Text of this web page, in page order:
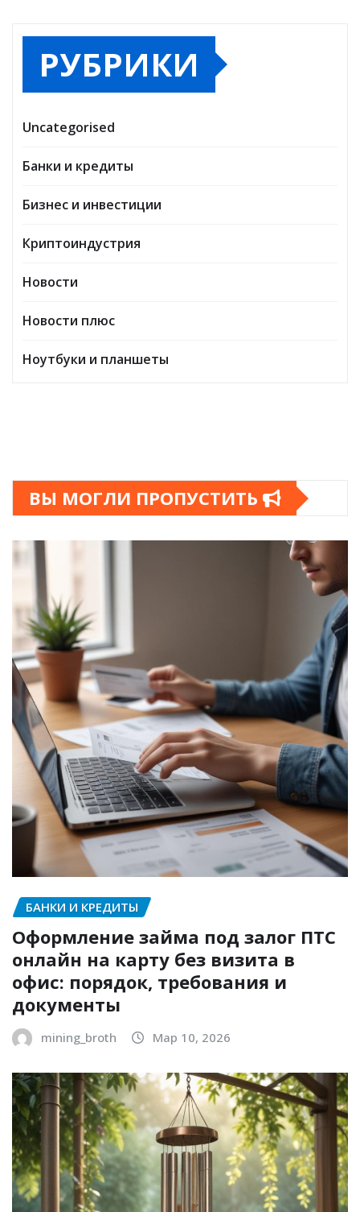
РУБРИКИ
Uncategorised
Банки и кредиты
Бизнес и инвестиции
Криптоиндустрия
Новости
Новости плюс
Ноутбуки и планшеты
ВЫ МОГЛИ ПРОПУСТИТЬ
БАНКИ И КРЕДИТЫ
Оформление займа под залог ПТС
онлайн на карту без визита в
офис: порядок, требования и
документы
mining_broth Мар 10, 2026